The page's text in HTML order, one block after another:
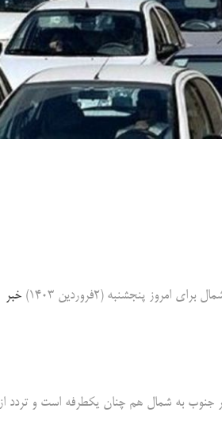
پنجشنبه (۲فروردین ۱۴۰۳)
خبر
جنوب به شمال هم چنان یکطرفه است و تردد از